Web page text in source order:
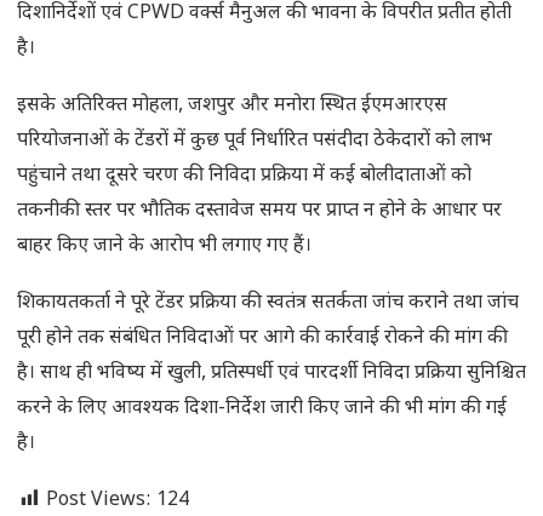
दिशानिर्देशों एवं CPWD वर्क्स मैनुअल की भावना के विपरीत प्रतीत होती
है।
इसके अतिरिक्त मोहला, जशपुर और मनोरा स्थित ईएमआरएस
परियोजनाओं के टेंडरों में कुछ पूर्व निर्धारित पसंदीदा ठेकेदारों को लाभ
पहुंचाने तथा दूसरे चरण की निविदा प्रक्रिया में कई बोलीदाताओं को
तकनीकी स्तर पर भौतिक दस्तावेज समय पर प्राप्त न होने के आधार पर
बाहर किए जाने के आरोप भी लगाए गए हैं।
शिकायतकर्ता ने पूरे टेंडर प्रक्रिया की स्वतंत्र सतर्कता जांच कराने तथा जांच
पूरी होने तक संबंधित निविदाओं पर आगे की कार्रवाई रोकने की मांग की
है। साथ ही भविष्य में खुली, प्रतिस्पर्धी एवं पारदर्शी निविदा प्रक्रिया सुनिश्चित
करने के लिए आवश्यक दिशा-निर्देश जारी किए जाने की भी मांग की गई
है।
Post Views: 124